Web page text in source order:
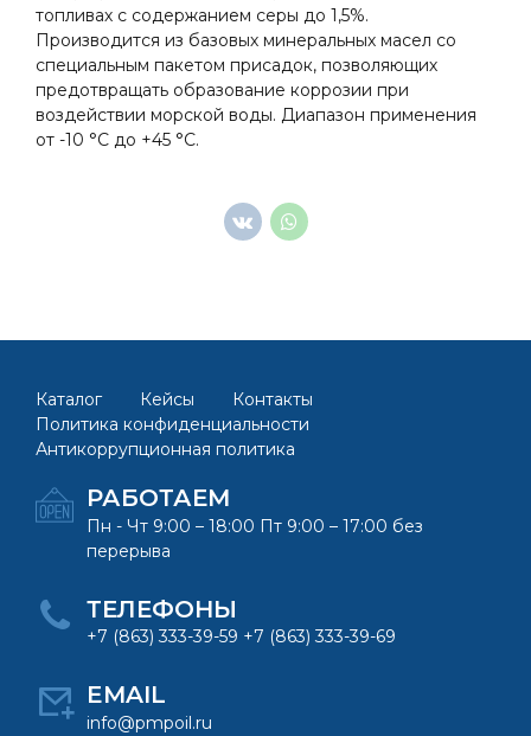
топливах с содержанием серы до 1,5%.
Производится из базовых минеральных масел со
специальным пакетом присадок, позволяющих
предотвращать образование коррозии при
воздействии морской воды. Диапазон применения
от -10 °С до +45 °С.
Каталог Кейсы
Контакты
Политика конфиденциальности
Антикоррупционная политика
РАБОТАЕМ
Пн - Чт 9:00 – 18:00 Пт 9:00 – 17:00 без
перерыва
ТЕЛЕФОНЫ
+7 (863) 333-39-59 +7 (863) 333-39-69
EMAIL
info@pmpoil.ru